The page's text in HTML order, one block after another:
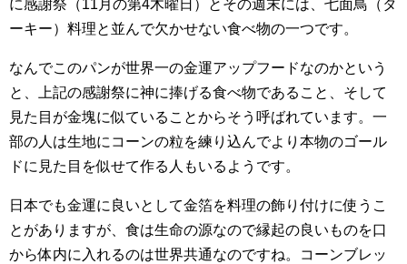
に感謝祭（11月の第4木曜日）とその週末には、七面鳥（タ
ーキー）料理と並んで欠かせない食べ物の一つです。
なんでこのパンが世界一の金運アップフードなのかという
と、上記の感謝祭に神に捧げる食べ物であること、そして
見た目が金塊に似ていることからそう呼ばれています。一
部の人は生地にコーンの粒を練り込んでより本物のゴール
ドに見た目を似せて作る人もいるようです。
日本でも金運に良いとして金箔を料理の飾り付けに使うこ
とがありますが、食は生命の源なので縁起の良いものを口
から体内に入れるのは世界共通なのですね。コーンブレッ